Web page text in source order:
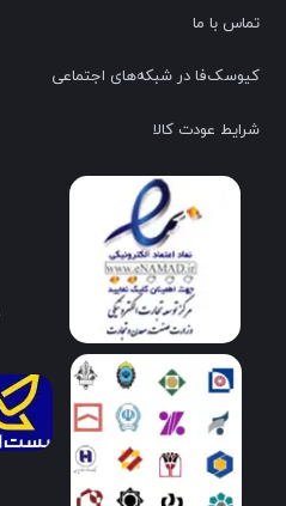
تماس با ما
کیوسک‌فا در شبکه‌های اجتماعی
شرایط عودت کالا